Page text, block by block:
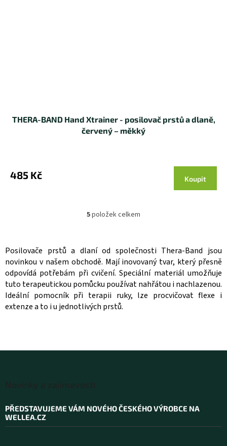
THERA-BAND Hand Xtrainer - posilovač prstů a dlaně,
červený – měkký
485 Kč Koupit
O
á
d
a
c
í
p
r
ý
5položek celkem
Posilovače prstů a dlaní od společnosti Thera-Band jsou
novinkou v našem obchodě. Mají inovovaný tvar, který přesně
odpovídá potřebám při cvičení. Speciální materiál umožňuje
tuto terapeutickou pomůcku používat nahřátou i nachlazenou.
Ideální pomocník při terapii ruky, lze procvičovat flexe i
extenze a to i u jednotlivých prstů.
PŘEDSTAVUJEME VÁM NOVÉHO ČESKÉHO VÝROBCE NA
WELLEA.CZ